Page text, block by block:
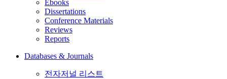
Ebooks
Dissertations
Conference Materials
Reviews
Reports
Databases & Journals
전자저널 리스트